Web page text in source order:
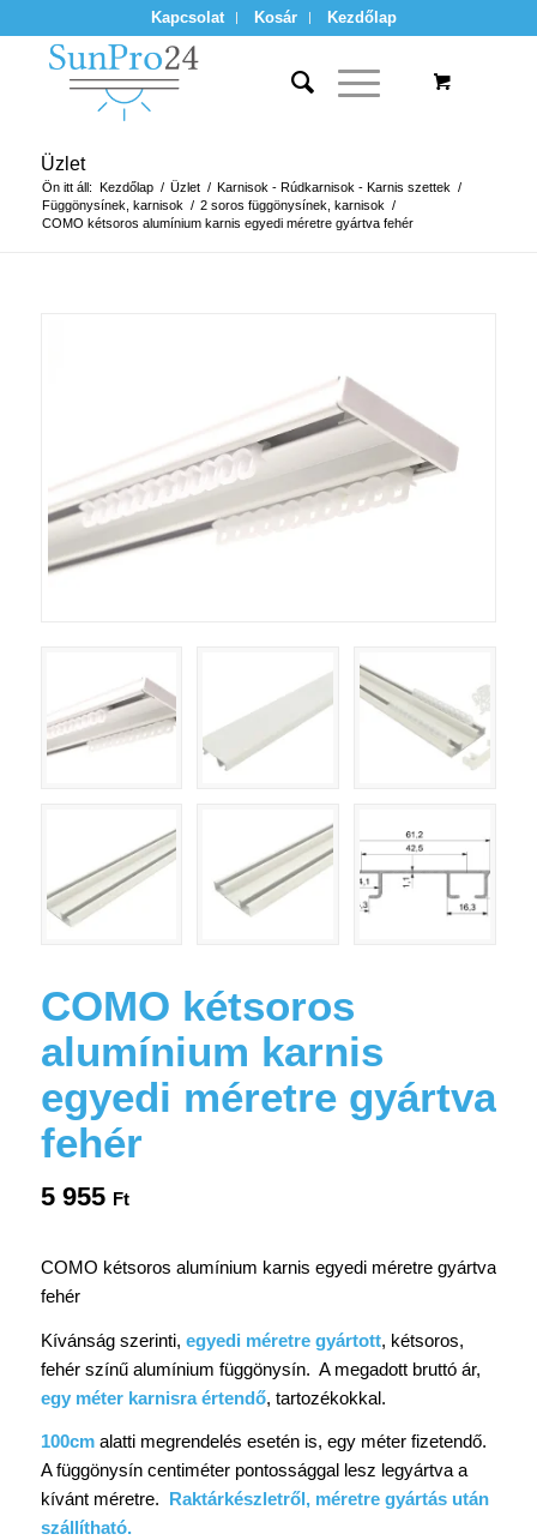
Kapcsolat Kosár Kezdőlap
Üzlet
Ön itt áll: Kezdőlap / Üzlet / Karnisok - Rúdkarnisok - Karnis szettek /
Függönysínek, karnisok / 2 soros függönysínek, karnisok /
COMO kétsoros alumínium karnis egyedi méretre gyártva fehér
COMO kétsoros
alumínium karnis
egyedi méretre gyártva
fehér
5 955 Ft
COMO kétsoros alumínium karnis egyedi méretre gyártva
fehér
Kívánság szerinti, egyedi méretre gyártott, kétsoros,
fehér színű alumínium függönysín. A megadott bruttó ár,
egy méter karnisra értendő, tartozékokkal.
100cmalatti megrendelés esetén is, egy méter fizetendő.
A függönysín centiméter pontossággal lesz legyártva a
kívánt méretre. Raktárkészletről, méretre gyártás után
szállítható.